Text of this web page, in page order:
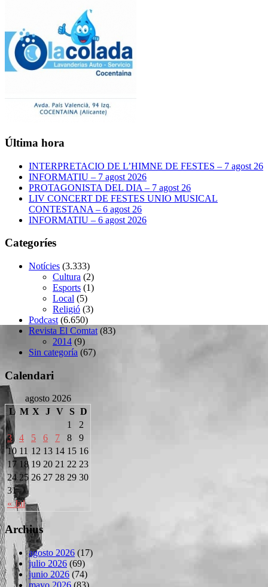
Última hora
INTERPRETACIO DE L’HIMNE DE FESTES – 7 agost 26
INFORMATIU – 7 agost 2026
PROTAGONISTA DEL DIA – 7 agost 26
LIV CONCERT DE FESTES UNIO MUSICAL
CONTESTANA – 6 agost 26
INFORMATIU – 6 agost 2026
Categoríes
Notícies (3.333)
Cultura (2)
Esports (1)
Local (5)
Religió (3)
Podcast (6.650)
Revista El Comtat (83)
2014 (9)
Sin categoría (67)
Calendari
agosto 2026
L M X J V S D
« Jul
1
2
3
4 5 6 7 8
9
10 11 12 13 14 15 16
17 18 19 20 21 22 23
24 25 26 27 28 29 30
31
Archius
agosto 2026 (17)
julio 2026 (69)
junio 2026 (74)
mayo 2026 (83)